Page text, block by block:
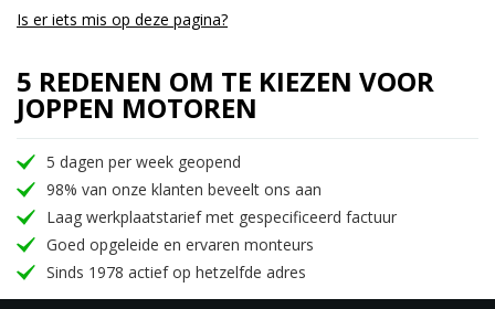
Is er iets mis op deze pagina?
5 REDENEN OM TE KIEZEN VOOR
JOPPEN MOTOREN
5 dagen per week geopend
98% van onze klanten beveelt ons aan
Laag werkplaatstarief met gespecificeerd factuur
Goed opgeleide en ervaren monteurs
Sinds 1978 actief op hetzelfde adres